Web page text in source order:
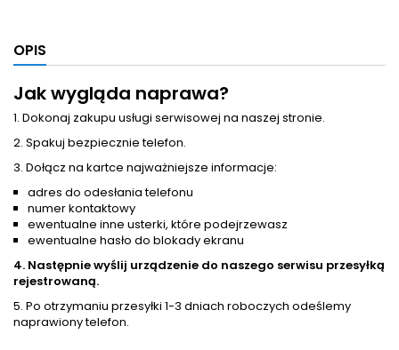
OPIS
Jak wygląda naprawa?
1. Dokonaj zakupu usługi serwisowej na naszej stronie.
2. Spakuj bezpiecznie telefon.
3. Dołącz na kartce najważniejsze informacje:
adres do odesłania telefonu
numer kontaktowy
ewentualne inne usterki, które podejrzewasz
ewentualne hasło do blokady ekranu
4. Następnie wyślij urządzenie do naszego serwisu przesyłką
rejestrowaną.
5. Po otrzymaniu przesyłki 1-3 dniach roboczych odeślemy
naprawiony telefon.